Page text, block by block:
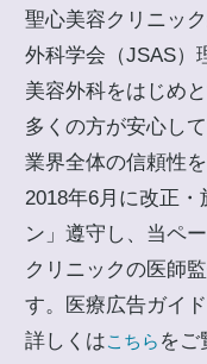
聖心美容クリニッ
外科学会（JSAS）
美容外科をはじめ
多くの方が安心し
業界全体の信頼性
2018年6月に改正
ン」遵守し、当ペ
クリニックの医師
す。医療広告ガイ
詳しくはこちら をご